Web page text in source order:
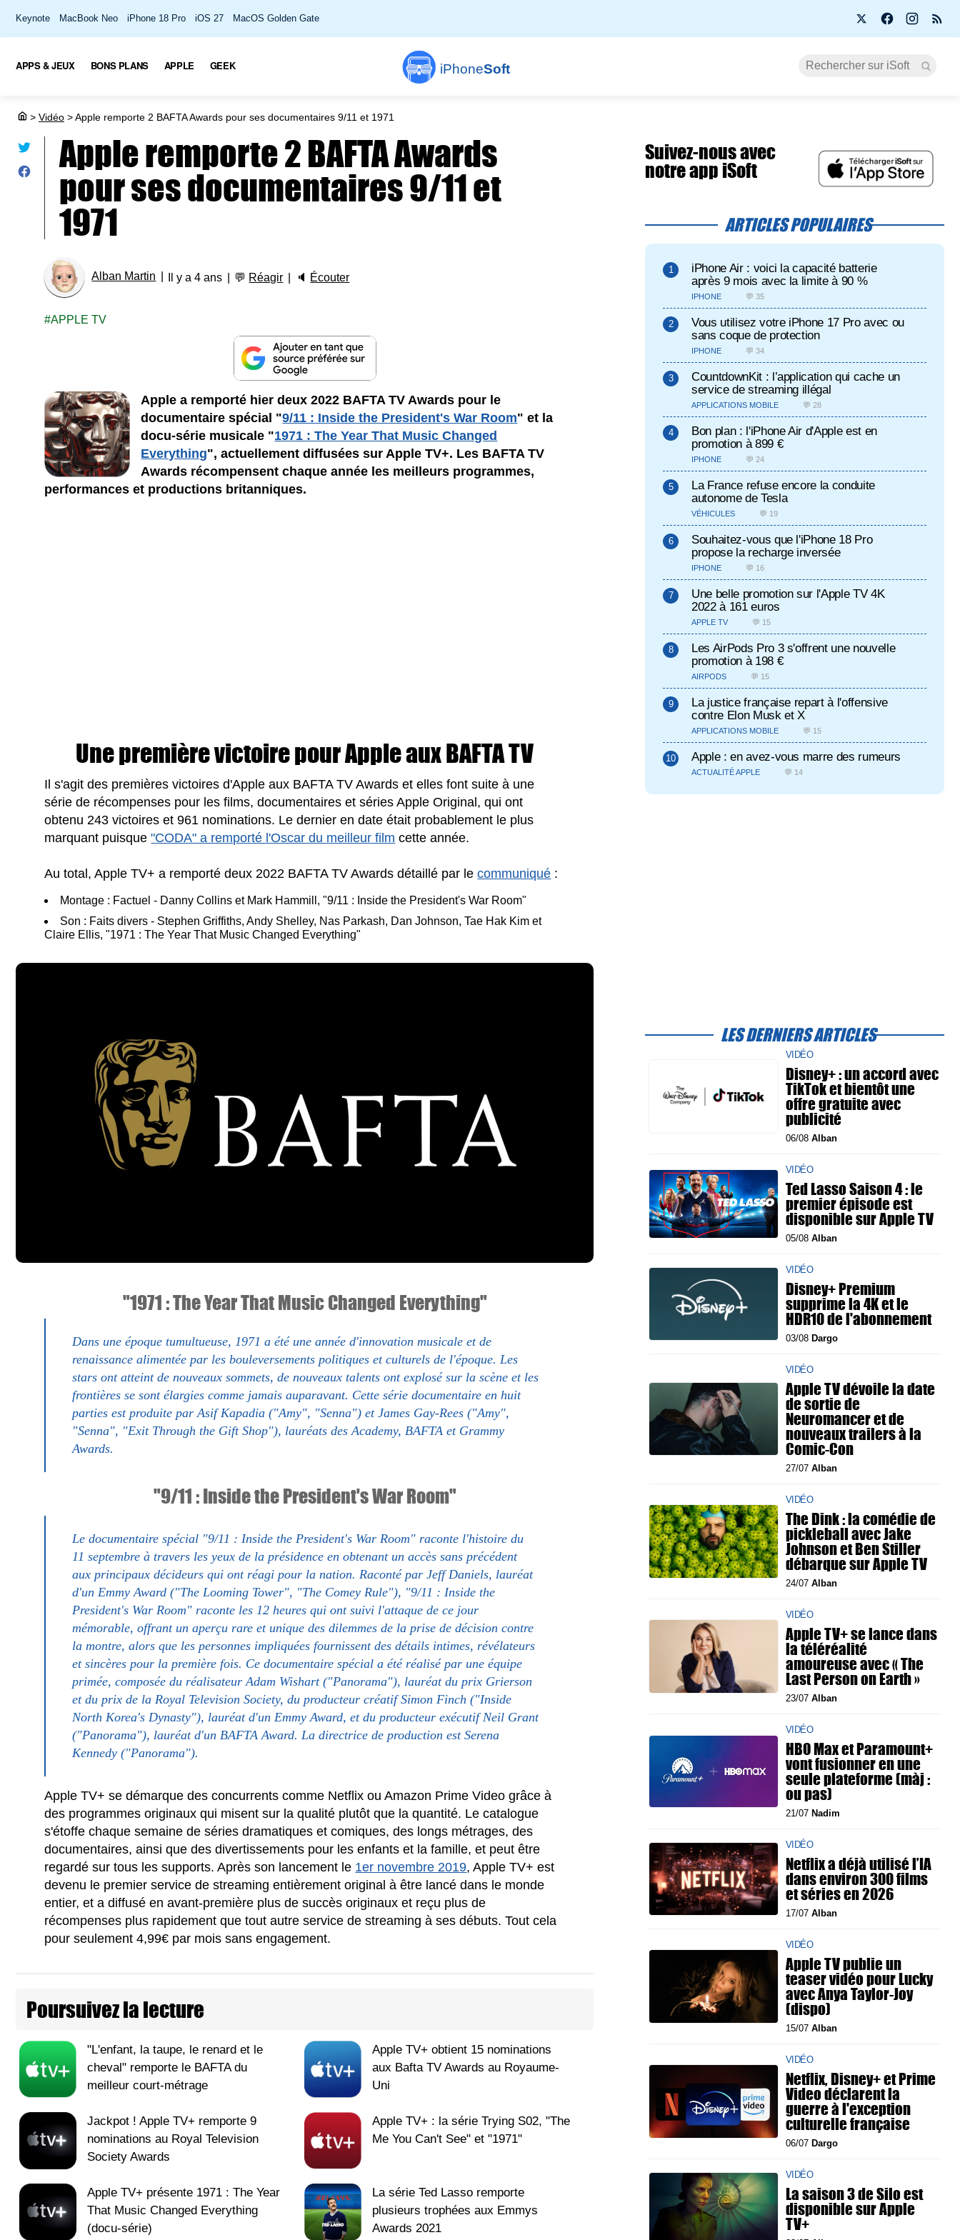
Keynote MacBook Neo iPhone 18 Pro iOS 27 MacOS Golden Gate
iPhoneSoft
APPS & JEUX BONS PLANS APPLE GEEK
> Vidéo >Apple remporte 2 BAFTA Awards pour ses documentaires 9/11 et 1971
Apple remporte 2 BAFTA Awards
pour ses documentaires 9/11 et
1971
Alban Martin Il y a 4 ans 💬 Réagir 🔈 Écouter
APPLE TV
Apple a remporté hier deux 2022 BAFTA TV Awards pour le
documentaire spécial "9/11 : Inside the President's War Room" et la
docu-série musicale "1971 : The Year That Music Changed
Everything", actuellement diffusées sur Apple TV+. Les BAFTA TV
Awards récompensent chaque année les meilleurs programmes,
performances et productions britanniques.
Une première victoire pour Apple aux BAFTA TV
Il s'agit des premières victoires d'Apple aux BAFTA TV Awards et elles font suite à une
série de récompenses pour les films, documentaires et séries Apple Original, qui ont
obtenu 243 victoires et 961 nominations. Le dernier en date était probablement le plus
marquant puisque"CODA" a remporté l'Oscar du meilleur film cette année.
Au total, Apple TV+ a remporté deux 2022 BAFTA TV Awards détaillé par lecommuniqué :
Montage : Factuel - Danny Collins et Mark Hammill, "9/11 : Inside the President's War Room"
Son : Faits divers - Stephen Griffiths, Andy Shelley, Nas Parkash, Dan Johnson, Tae Hak Kim et
Claire Ellis, "1971 : The Year That Music Changed Everything"
"1971 : The Year That Music Changed Everything"
Dans une époque tumultueuse, 1971 a été une année d'innovation musicale et de
renaissance alimentée par les bouleversements politiques et culturels de l'époque. Les
stars ont atteint de nouveaux sommets, de nouveaux talents ont explosé sur la scène et les
frontières se sont élargies comme jamais auparavant. Cette série documentaire en huit
parties est produite par Asif Kapadia ("Amy", "Senna") et James Gay-Rees ("Amy",
"Senna", "Exit Through the Gift Shop"), lauréats des Academy, BAFTA et Grammy
Awards.
"9/11 : Inside the President's War Room"
Le documentaire spécial "9/11 : Inside the President's War Room" raconte l'histoire du
11 septembre à travers les yeux de la présidence en obtenant un accès sans précédent
aux principaux décideurs qui ont réagi pour la nation. Raconté par Jeff Daniels, lauréat
d'un Emmy Award ("The Looming Tower", "The Comey Rule"), "9/11 : Inside the
President's War Room" raconte les 12 heures qui ont suivi l'attaque de ce jour
mémorable, offrant un aperçu rare et unique des dilemmes de la prise de décision contre
la montre, alors que les personnes impliquées fournissent des détails intimes, révélateurs
et sincères pour la première fois. Ce documentaire spécial a été réalisé par une équipe
primée, composée du réalisateur Adam Wishart ("Panorama"), lauréat du prix Grierson
et du prix de la Royal Television Society, du producteur créatif Simon Finch ("Inside
North Korea's Dynasty"), lauréat d'un Emmy Award, et du producteur exécutif Neil Grant
("Panorama"), lauréat d'un BAFTA Award. La directrice de production est Serena
Kennedy ("Panorama").
Apple TV+ se démarque des concurrents comme Netflix ou Amazon Prime Video grâce à
des programmes originaux qui misent sur la qualité plutôt que la quantité. Le catalogue
s'étoffe chaque semaine de séries dramatiques et comiques, des longs métrages, des
documentaires, ainsi que des divertissements pour les enfants et la famille, et peut être
regardé sur tous les supports. Après son lancement le 1er novembre 2019, Apple TV+ est
devenu le premier service de streaming entièrement original à être lancé dans le monde
entier, et a diffusé en avant-première plus de succès originaux et reçu plus de
récompenses plus rapidement que tout autre service de streaming à ses débuts. Tout cela
pour seulement 4,99€ par mois sans engagement.
Poursuivez la lecture
"L'enfant, la taupe, le renard et le
cheval" remporte le BAFTA du
meilleur court-métrage
Apple TV+ obtient 15 nominations
aux Bafta TV Awards au Royaume-
Uni
Jackpot ! Apple TV+ remporte 9
nominations au Royal Television
Society Awards
Apple TV+ : la série Trying S02, "The
Me You Can't See" et "1971"
Apple TV+ présente 1971 : The Year
That Music Changed Everything
(docu-série)
La série Ted Lasso remporte
plusieurs trophées aux Emmys
Awards 2021
Suivez-nous avec
notre app iSoft
ARTICLES POPULAIRES
iPhone Air : voici la capacité batterie
après 9 mois avec la limite à 90 %
IPHONE 💬 35
Vous utilisez votre iPhone 17 Pro avec ou
sans coque de protection
IPHONE 💬 34
CountdownKit : l’application qui cache un
service de streaming illégal
APPLICATIONS MOBILE 💬 28
Bon plan : l'iPhone Air d'Apple est en
promotion à 899 €
IPHONE 💬 24
La France refuse encore la conduite
autonome de Tesla
VÉHICULES 💬 19
Souhaitez-vous que l'iPhone 18 Pro
propose la recharge inversée
IPHONE 💬 16
Une belle promotion sur l'Apple TV 4K
2022 à 161 euros
APPLE TV 💬 15
Les AirPods Pro 3 s'offrent une nouvelle
promotion à 198 €
AIRPODS 💬 15
La justice française repart à l'offensive
contre Elon Musk et X
APPLICATIONS MOBILE 💬 15
Apple : en avez-vous marre des rumeurs
ACTUALITÉ APPLE 💬 14
LES DERNIERS ARTICLES
VIDÉO
Disney+ : un accord avec
TikTok et bientôt une
offre gratuite avec
publicité
06/08 Alban
VIDÉO
Ted Lasso Saison 4 : le
premier épisode est
disponible sur Apple TV
05/08 Alban
VIDÉO
Disney+ Premium
supprime la 4K et le
HDR10 de l'abonnement
03/08 Dargo
VIDÉO
Apple TV dévoile la date
de sortie de
Neuromancer et de
nouveaux trailers à la
Comic-Con
27/07 Alban
VIDÉO
The Dink : la comédie de
pickleball avec Jake
Johnson et Ben Stiller
débarque sur Apple TV
24/07 Alban
VIDÉO
Apple TV+ se lance dans
la téléréalité
amoureuse avec « The
Last Person on Earth »
23/07 Alban
VIDÉO
HBO Max et Paramount+
vont fusionner en une
seule plateforme (màj :
ou pas)
21/07 Nadim
VIDÉO
Netflix a déjà utilisé l’IA
dans environ 300 films
et séries en 2026
17/07 Alban
VIDÉO
Apple TV publie un
teaser vidéo pour Lucky
avec Anya Taylor-Joy
(dispo)
15/07 Alban
VIDÉO
Netflix, Disney+ et Prime
Video déclarent la
guerre à l'exception
culturelle française
06/07 Dargo
VIDÉO
La saison 3 de Silo est
disponible sur Apple
TV+